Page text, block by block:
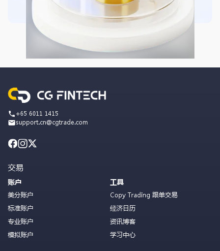
+65 6011 1415
support.cn@cgtrade.com
交易
账户
美分账户
标准账户
专业账户
模拟账户
工具
Copy Trading 跟单交易
经济日历
资讯博客
学习中心